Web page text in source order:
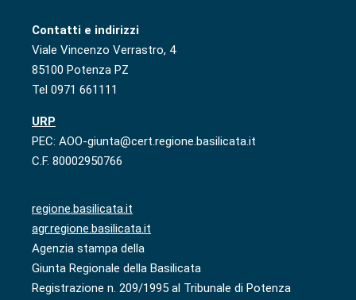
Contatti e indirizzi
Viale Vincenzo Verrastro, 4
85100 Potenza PZ
Tel 0971 661111
URP
PEC: AOO-giunta@cert.regione.basilicata.it
C.F. 80002950766
regione.basilicata.it
agr.regione.basilicata.it
Agenzia stampa della
Giunta Regionale della Basilicata
Registrazione n. 209/1995 al Tribunale di Potenza